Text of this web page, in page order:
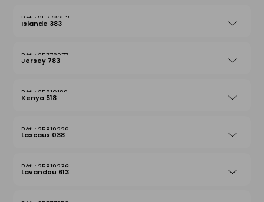
25778953
Islande 383
25778977
Jersey 783
25810189
Kenya 518
25819229
Lascaux 038
25819236
Lavandou 613